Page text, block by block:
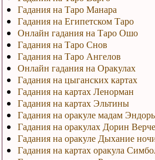
Гадания на Таро Манара
Гадания на Египетском Таро
Онлайн гадания на Таро Ошо
Гадания на Таро Снов
Гадания на Таро Ангелов
Онлайн гадания на Оракулах
Гадания на цыганских картах
Гадания на картах Ленорман
Гадания на картах Эльтины
Гадания на оракуле мадам
Гадания на оракулах Дорин Верче
Гадания на оракуле Дыхание
Гадания на картах оракула